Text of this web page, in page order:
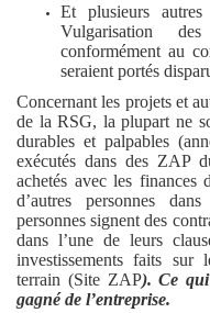
Et plusieurs
Vulgarisation
conformément au
seraient portés
Concernant les projets et
de la RSG, la plupart ne
durables et palpables
exécutés dans des ZAP
achetés avec les
d’autres personnes
personnes signent des
dans l’une de leurs
investissements faits sur
terrain (Site ZAP). Ce
gagné de l’entreprise.